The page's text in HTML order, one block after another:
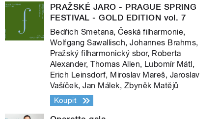
PRAŽSKÉ JARO - PRAGUE SPRING
FESTIVAL - GOLD EDITION vol. 7
Bedřich Smetana, Česká filharmonie,
Wolfgang Sawallisch, Johannes Brahms,
Pražský filharmonický sbor, Roberta
Alexander, Thomas Allen, Lubomír Mátl,
Erich Leinsdorf, Miroslav Mareš, Jaroslav
Vašíček, Jan Málek, Zbyněk Matějů
Koupit